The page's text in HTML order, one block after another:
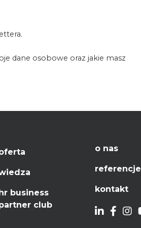
dane osobowe oraz jakie masz
business
club
o nas
referencje
kontakt